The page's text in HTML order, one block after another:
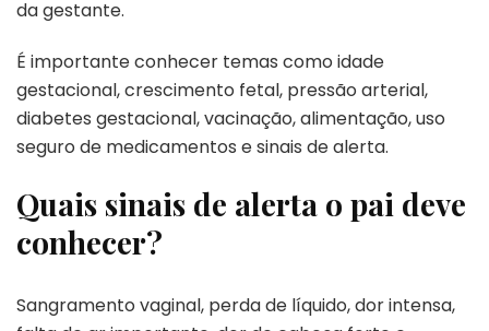
da gestante.
É importante conhecer temas como idade
gestacional, crescimento fetal, pressão arterial,
diabetes gestacional, vacinação, alimentação, uso
seguro de medicamentos e sinais de alerta.
Quais sinais de alerta o pai deve
conhecer?
Sangramento vaginal, perda de líquido, dor intensa,